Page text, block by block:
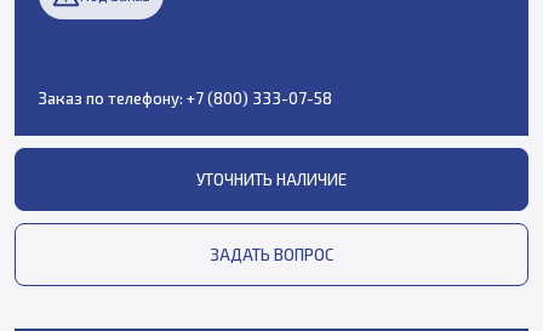
Заказ по телефону: +7 (800) 333-07-58
УТОЧНИТЬ НАЛИЧИЕ
ЗАДАТЬ ВОПРОС